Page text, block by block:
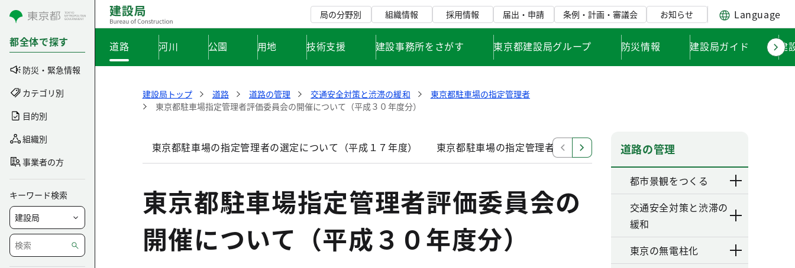
コンテンツにスキップ
都全体で探す
防災・緊急情報
カテゴリ別
目的別
組織別
事業者の方
キーワード検索
局の分野別 組織情報 採用情報 届出・申請 条例・計画・審議会 お知らせ Language
道路 河川 公園 用地 技術支援 建設事務所をさがす 東京都建設局グループ 防災情報 建設局ガイド 建
建設局トップ 道路 道路の管理 交通安全対策と渋滞の緩和
東京都駐車場の指定管理者
東京都駐車場指定管理者評価委員会の開催について（平成３０年度分）
東京都駐車場の指定管理者の選定について（平成１７年度） 東京都駐車場の指定管理者候補者の決定について（平成２２年度）
東京都駐車場指定管理者評価委員会の
開催について（平成３０年度分）
道路の管理
都市景観をつくる
交通安全対策と渋滞の
緩和
東京の無電柱化